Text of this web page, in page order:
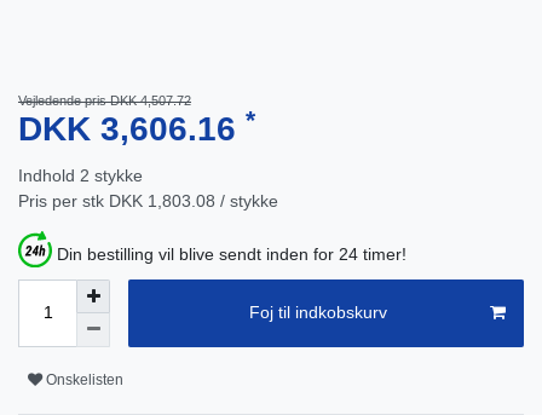
Vejledende pris DKK 4,507.72
DKK 3,606.16 *
Indhold 2 stykke
Pris per stk DKK 1,803.08 / stykke
Din bestilling vil blive sendt inden for 24 timer!
Foj til indkobskurv
Onskelisten